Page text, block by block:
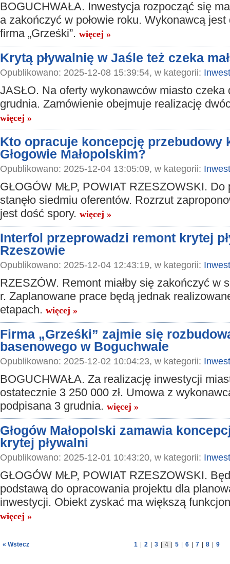
BOGUCHWAŁA. Inwestycja rozpocząć się
a zakończyć w połowie roku. Wykonawcą jest
firma „Grześki”. więcej »
Krytą pływalnię w Jaśle też czeka
Opublikowano: 2025-12-08 15:39:54, w kategorii:
JASŁO. Na oferty wykonawców miasto czeka
grudnia. Zamówienie obejmuje realizację
więcej »
Kto opracuje koncepcję przebudowy
Głogowie Małopolskim?
Opublikowano: 2025-12-04 13:05:09, w kategorii:
GŁOGÓW MŁP, POWIAT RZESZOWSKI. Do
stanęło siedmiu oferentów. Rozrzut
jest dość spory. więcej »
Interfol przeprowadzi remont krytej
Rzeszowie
Opublikowano: 2025-12-04 12:43:19, w kategorii:
RZESZÓW. Remont miałby się zakończyć w
r. Zaplanowane prace będą jednak
etapach. więcej »
Firma „Grześki” zajmie się
basenowego w Boguchwale
Opublikowano: 2025-12-02 10:04:23, w kategorii:
BOGUCHWAŁA. Za realizację inwestycji
ostatecznie 3 250 000 zł. Umowa z
podpisana 3 grudnia. więcej »
Głogów Małopolski zamawia
krytej pływalni
Opublikowano: 2025-12-01 10:43:20, w kategorii:
GŁOGÓW MŁP, POWIAT RZESZOWSKI.
podstawą do opracowania projektu dla
inwestycji. Obiekt zyskać ma większą
więcej »
« Wstecz 1 2 3 4 5 6 7 8 9